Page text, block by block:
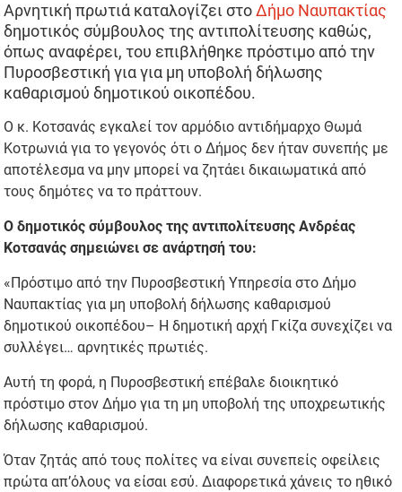
Αρνητική πρωτιά καταλογίζει στοΔήμο Ναυπακτίας
δημοτικός σύμβουλος της αντιπολίτευσης καθώς,
όπως αναφέρει, του επιβλήθηκε πρόστιμο από την
Πυροσβεστική για για μη υποβολή δήλωσης
καθαρισμού δημοτικού οικοπέδου.
Ο κ. Κοτσανάς εγκαλεί τον αρμόδιο αντιδήμαρχο Θωμά
Κοτρωνιά για το γεγονός ότι ο Δήμος δεν ήταν συνεπής με
αποτέλεσμα να μην μπορεί να ζητάει δικαιωματικά από
τους δημότες να το πράττουν.
Ο δημοτικός σύμβουλος της αντιπολίτευσης Ανδρέας
Κοτσανάς σημειώνει σε ανάρτησή του:
«Πρόστιμο από την Πυροσβεστική Υπηρεσία στο Δήμο
Ναυπακτίας για μη υποβολή δήλωσης καθαρισμού
δημοτικού οικοπέδου– Η δημοτική αρχή Γκίζα συνεχίζει να
συλλέγει… αρνητικές πρωτιές.
Αυτή τη φορά, η Πυροσβεστική επέβαλε διοικητικό
πρόστιμο στον Δήμο για τη μη υποβολή της υποχρεωτικής
δήλωσης καθαρισμού.
Όταν ζητάς από τους πολίτες να είναι συνεπείς οφείλεις
πρώτα απ’όλους να είσαι εσύ. Διαφορετικά χάνεις το ηθικό